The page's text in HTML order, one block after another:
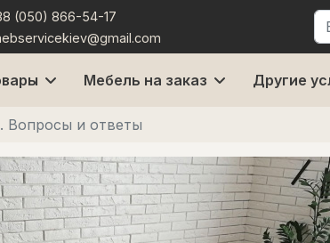
(050) 866-54-17
Мебель на заказ Другие
Вопросы и ответы